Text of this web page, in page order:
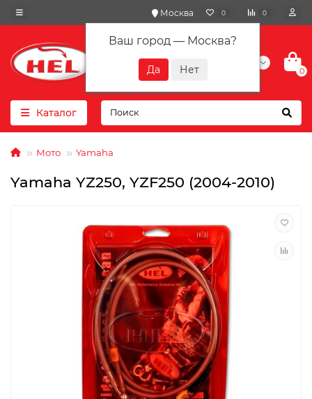
Москва
Ваш город — Москва?
0 0
+7(901) 417-10-01
0
Каталог
Мото Yamaha
Yamaha YZ250, YZF250 (2004-2010)